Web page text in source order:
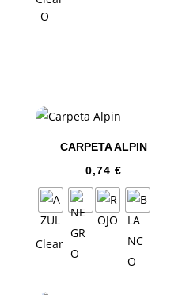
CARPETA ALPIN
0,74 €
Clear